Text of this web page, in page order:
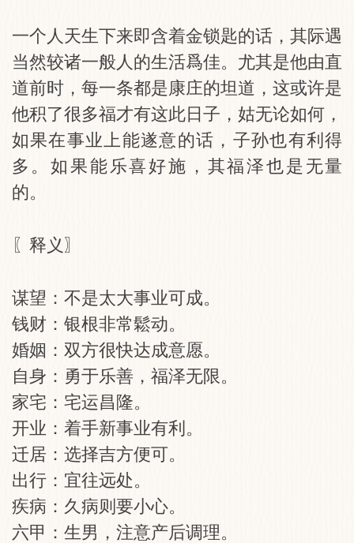
一个人天生下来即含着金锁匙的话，其际遇
当然较诸一般人的生活爲佳。尤其是他由直
道前时，每一条都是康庄的坦道，这或许是
他积了很多福才有这此日子，姑无论如何，
如果在事业上能遂意的话，子孙也有利得
多。如果能乐喜好施，其福泽也是无量
的。
〖释义〗
谋望：不是太大事业可成。
钱财：银根非常鬆动。
婚姻：双方很快达成意愿。
自身：勇于乐善，福泽无限。
家宅：宅运昌隆。
开业：着手新事业有利。
迁居：选择吉方便可。
出行：宜往远处。
疾病：久病则要小心。
六甲：生男，注意产后调理。